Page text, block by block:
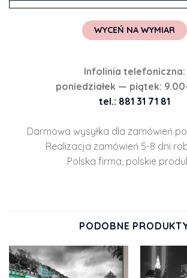
WYCEŃ NA WYMIAR
Infolinia telefoniczna:
poniedziałek — piątek:
tel.: 881 31 71 81
Darmowa wysyłka dla zamówień
Realizacja zamówień 5-8 dni
Polska firma, polskie
PODOBNE